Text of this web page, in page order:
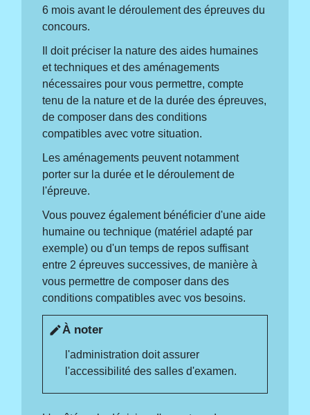
6 mois avant le déroulement des épreuves du
concours.
Il doit préciser la nature des aides humaines
et techniques et des aménagements
nécessaires pour vous permettre, compte
tenu de la nature et de la durée des épreuves,
de composer dans des conditions
compatibles avec votre situation.
Les aménagements peuvent notamment
porter sur la durée et le déroulement de
l'épreuve.
Vous pouvez également bénéficier d'une aide
humaine ou technique (matériel adapté par
exemple) ou d'un temps de repos suffisant
entre 2 épreuves successives, de manière à
vous permettre de composer dans des
conditions compatibles avec vos besoins.
editÀ noter
l'administration doit assurer
l'accessibilité des salles d'examen.